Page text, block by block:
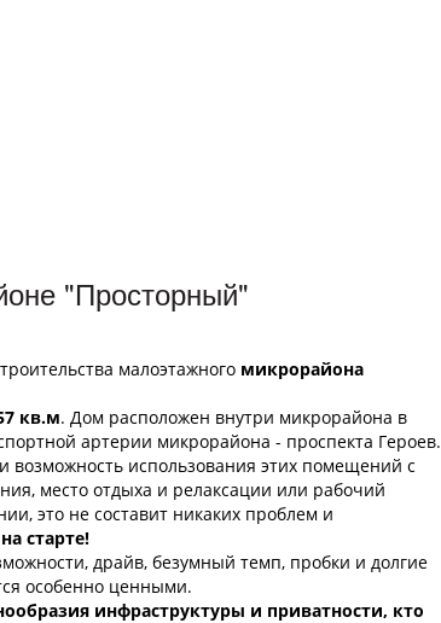
"Просторный"
малоэтажного микрорайона
кв.м. Дом расположен внутри микрорайона в
артерии микрорайона - проспекта Героев.
возможность использования этих помещений с
место отдыха и релаксации или рабочий
это не составит никаких проблем и
старте!
драйв, безумный темп, пробки и долгие
особенно ценными.
инфраструктуры и приватности, кто